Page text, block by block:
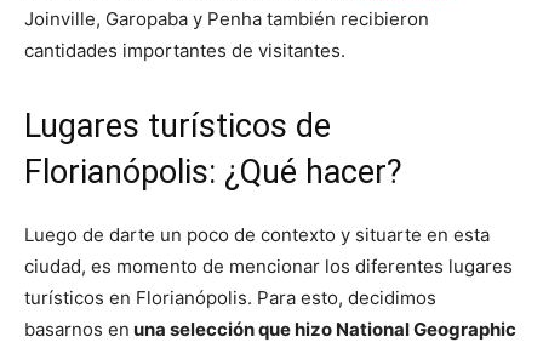
Joinville, Garopaba y Penha también recibieron
cantidades importantes de visitantes.
Lugares turísticos de
Florianópolis: ¿Qué hacer?
Luego de darte un poco de contexto y situarte en esta
ciudad, es momento de mencionar los diferentes lugares
turísticos en Florianópolis. Para esto, decidimos
basarnos en una selección que hizo National Geographic